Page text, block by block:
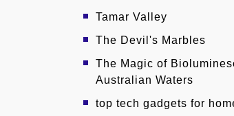
Tamar Valley
The Devil's Marbles
The Magic of
Australian Waters
top tech gadgets for